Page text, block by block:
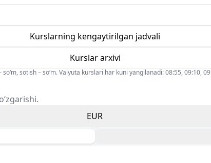
Kurslarning kengaytirilgan jadvali
Kurslar arxivi
sotish – so‘m. Valyuta kurslari har kuni yangilanadi: 08:55, 09:10,
EUR